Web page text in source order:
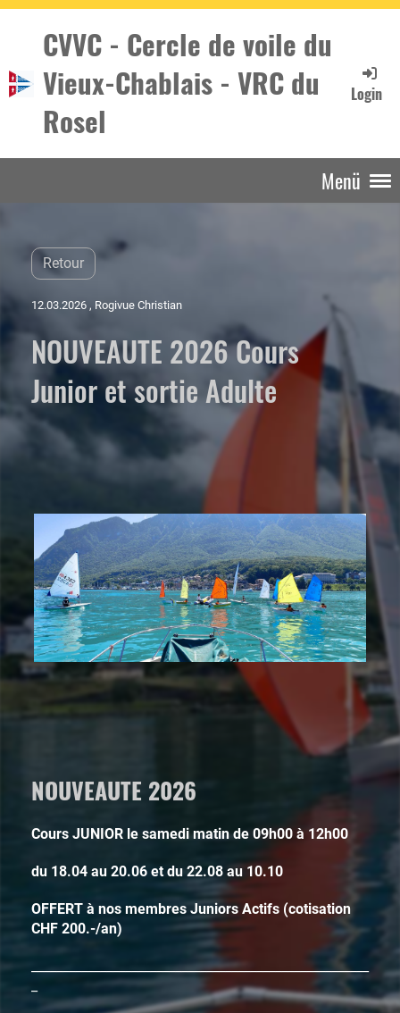
CVVC - Cercle de voile du
Vieux-Chablais - VRC du
Rosel
Login
Menü
Retour
12.03.2026 , Rogivue Christian
NOUVEAUTE 2026 Cours
Junior et sortie Adulte
NOUVEAUTE 2026
Cours JUNIOR le samedi matin de 09h00 à 12h00
du 18.04 au 20.06 et du 22.08 au 10.10
OFFERT à nos membres Juniors Actifs (cotisation
CHF 200.-/an)
______________________________________________________